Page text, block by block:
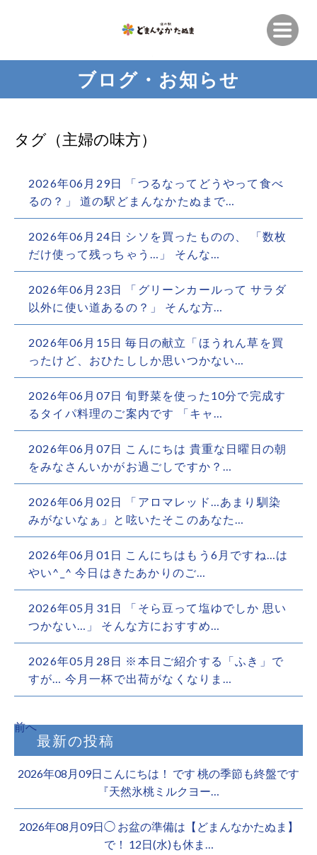
ブログ・お知らせ
タグ（主婦の味方）
2026年06月29日 「つるなってどうやって食べ
るの？」 道の駅どまんなかたぬまで…
2026年06月24日 シソを買ったものの、 「数枚
だけ使って残っちゃう…」 そんな…
2026年06月23日 「グリーンカールって サラダ
以外に使い道あるの？」 そんな方…
2026年06月15日 毎日の献立「ほうれん草を買
ったけど、おひたししか思いつかない…
2026年06月07日 旬野菜を使った10分で完成す
るタイパ料理のご案内です 「キャ…
2026年06月07日 こんにちは 貴重な日曜日の朝
をみなさんいかがお過ごしですか？…
2026年06月02日 「アロマレッド…あまり馴染
みがないなぁ」と呟いたそこのあなた…
2026年06月01日 こんにちはもう6月ですね…は
やい^_^ 今日はきたあかりのご…
2026年05月31日 「そら豆って塩ゆでしか 思い
つかない…」 そんな方におすすめ…
2026年05月28日 ※本日ご紹介する「ふき」で
すが… 今月一杯で出荷がなくなりま…
前へ
最新の投稿
2026年08月09日こんにちは！ です 桃の季節も終盤です
『天然氷桃ミルクヨー…
2026年08月09日◯ お盆の準備は【どまんなかたぬま】
で！ 12日(水)も休ま…